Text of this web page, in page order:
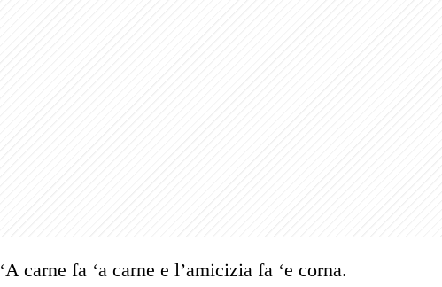
‘A carne fa ‘a carne e l’amicizia fa ‘e corna.